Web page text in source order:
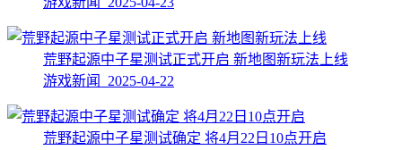
荒野起源中子星测试正式开启 新地图新玩法上线
游戏新闻 2025-04-22
荒野起源中子星测试确定 将4月22日10点开启